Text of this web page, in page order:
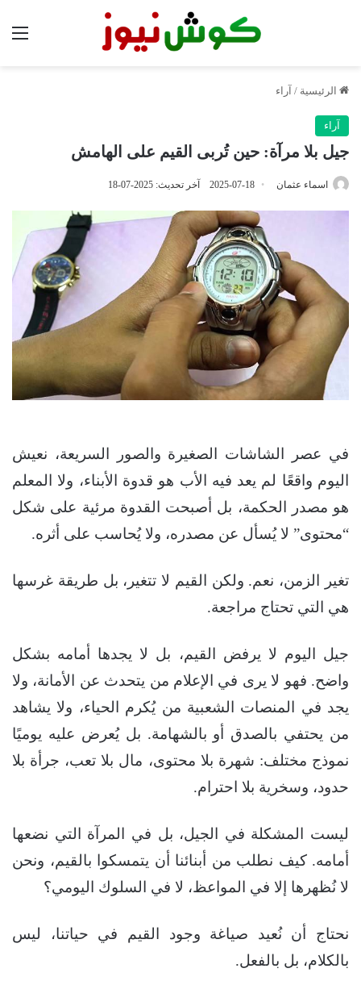
الرئيسية / آراء
آراء
جيل بلا مرآة: حين تُربى القيم على الهامش
اسماء عثمان 2025-07-18 آخر تحديث: 2025-07-18
في عصر الشاشات الصغيرة والصور السريعة، نعيش
اليوم واقعًا لم يعد فيه الأب هو قدوة الأبناء، ولا المعلم
هو مصدر الحكمة، بل أصبحت القدوة مرئية على شكل
“محتوى” لا يُسأل عن مصدره، ولا يُحاسب على أثره.
تغير الزمن، نعم. ولكن القيم لا تتغير، بل طريقة غرسها
هي التي تحتاج مراجعة.
جيل اليوم لا يرفض القيم، بل لا يجدها أمامه بشكل
واضح. فهو لا يرى في الإعلام من يتحدث عن الأمانة، ولا
يجد في المنصات الشعبية من يُكرم الحياء، ولا يشاهد
من يحتفي بالصدق أو بالشهامة. بل يُعرض عليه يوميًا
نموذج مختلف: شهرة بلا محتوى، مال بلا تعب، جرأة بلا
حدود، وسخرية بلا احترام.
ليست المشكلة في الجيل، بل في المرآة التي نضعها
أمامه. كيف نطلب من أبنائنا أن يتمسكوا بالقيم، ونحن
لا نُظهرها إلا في المواعظ، لا في السلوك اليومي؟
نحتاج أن نُعيد صياغة وجود القيم في حياتنا، ليس
بالكلام، بل بالفعل.